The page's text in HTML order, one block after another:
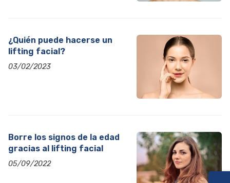
¿Quién puede hacerse un
lifting facial?
03/02/2023
Borre los signos de la edad
gracias al lifting facial
05/09/2022